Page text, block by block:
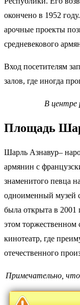
окончено в 1952
арочные проекты
средневекового
Вход посетителям
залов, где иногда
В центре
Площадь
Шарль Азнавур–
армянин с
знаменитого певца
одноименный музей
была открыта в 2001
этом
кинотеатр, где
отечественного
Примечательно,